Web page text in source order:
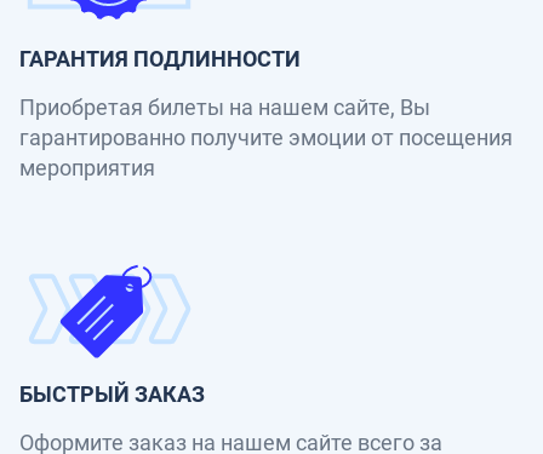
ГАРАНТИЯ ПОДЛИННОСТИ
Приобретая билеты на нашем сайте, Вы
гарантированно получите эмоции от посещения
мероприятия
БЫСТРЫЙ ЗАКАЗ
Оформите заказ на нашем сайте всего за